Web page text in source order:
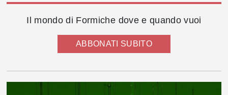
Il mondo di Formiche dove e quando vuoi
ABBONATI SUBITO